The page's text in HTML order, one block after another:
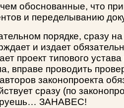
обоснованные, что
и переделыванию
порядке, сразу
и издает
проект типового
вправе проводить
законопроекта
сразу (по
ЗАНАВЕС!